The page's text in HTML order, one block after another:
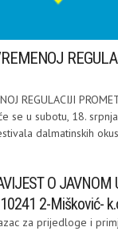
REGULACIJI
se u subotu, 18.
dalmatinskih
O JAVNOM
2-Mišković-
za prijedloge i